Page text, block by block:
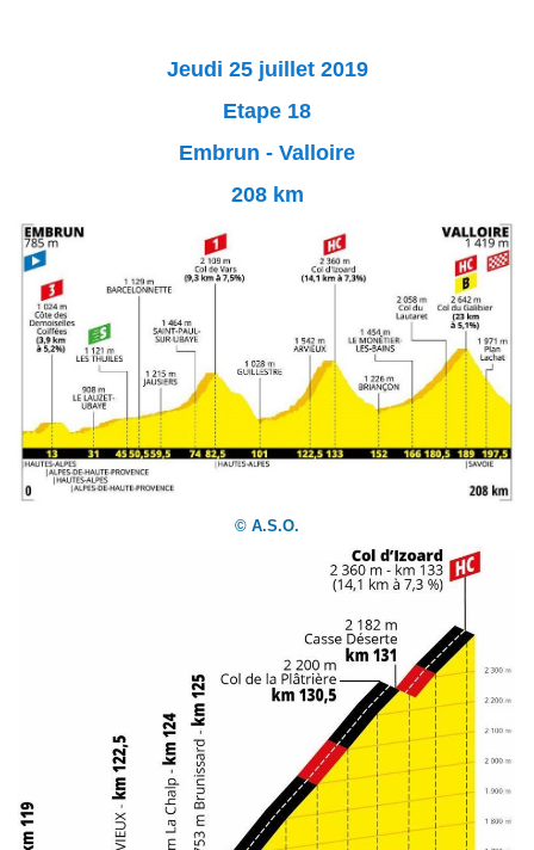
Jeudi 25 juillet 2019
Etape 18
Embrun - Valloire
208 km
© A.S.O.